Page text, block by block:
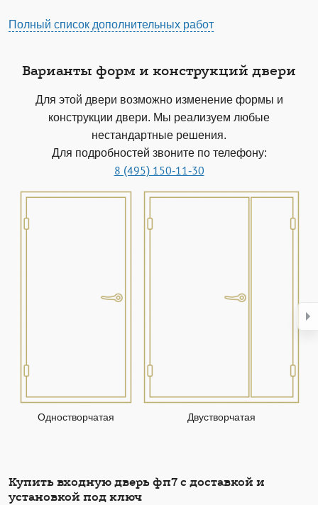
Полный список дополнительных работ
Варианты форм и конструкций двери
Для этой двери возможно изменение формы и
конструкции двери. Мы реализуем любые
нестандартные решения.
Для подробностей звоните по телефону:
8 (495) 150-11-30
Одностворчатая Двустворчатая
Купить входную дверь фп7 с доставкой и
установкой под ключ